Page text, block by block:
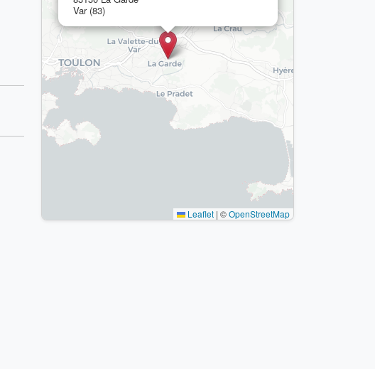
Var (83)
Leaflet | ©OpenStreetMap